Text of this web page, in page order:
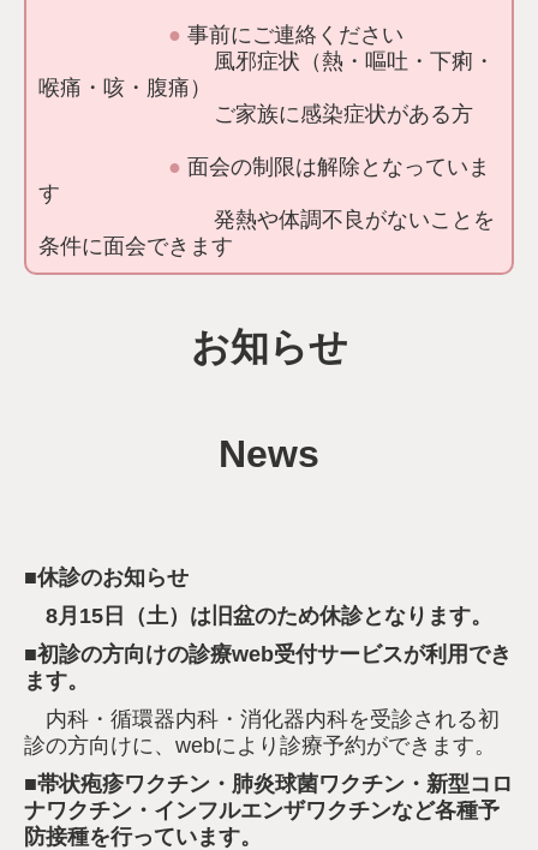
● 事前にご連絡ください
風邪症状（熱・嘔吐・下痢・
喉痛・咳・腹痛）
ご家族に感染症状がある方
● 面会の制限は解除となっていま
す
発熱や体調不良がないことを
条件に面会できます
お知らせ
News
■休診のお知らせ
8月15日（土）は旧盆のため休診となります。
■初診の方向けの診療web受付サービスが利用でき
ます。
内科・循環器内科・消化器内科を受診される初
診の方向けに、 webにより診療予約ができます。
■帯状疱疹ワクチン・肺炎球菌ワクチン・新型コロ
ナワクチン・インフルエンザワクチンなど各種予
防接種を行っています。